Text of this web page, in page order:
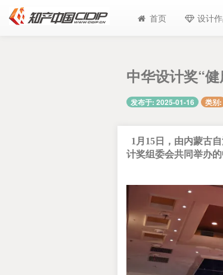
首页 设计
中华设计奖“
发布于: 2025-01-16 类别:
1月15日
，由内蒙古
计奖组委会共同举办